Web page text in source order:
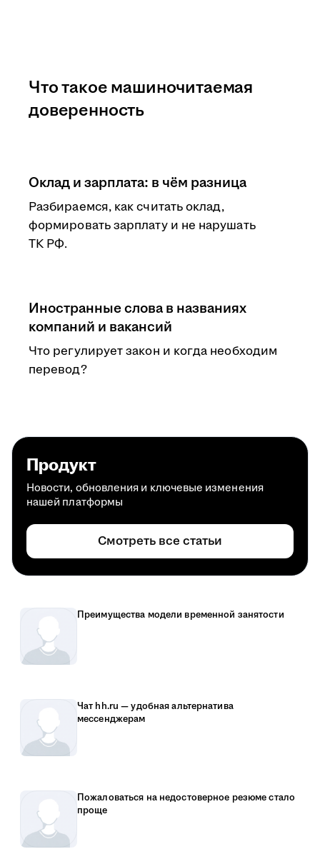
Оклад и зарплата: в чём разница
Разбираемся, как считать оклад,
формировать зарплату и не нарушать
ТК РФ.
Иностранные слова в названиях
компаний и вакансий
Что регулирует закон и когда необходим
перевод?
Что такое машиночитаемая
доверенность
Продукт
Новости, обновления и ключевые изменения
нашей платформы
Смотреть все статьи
Преимущества модели временной занятости
Чат hh.ru — удобная альтернатива
мессенджерам
Пожаловаться на недостоверное резюме стало
проще